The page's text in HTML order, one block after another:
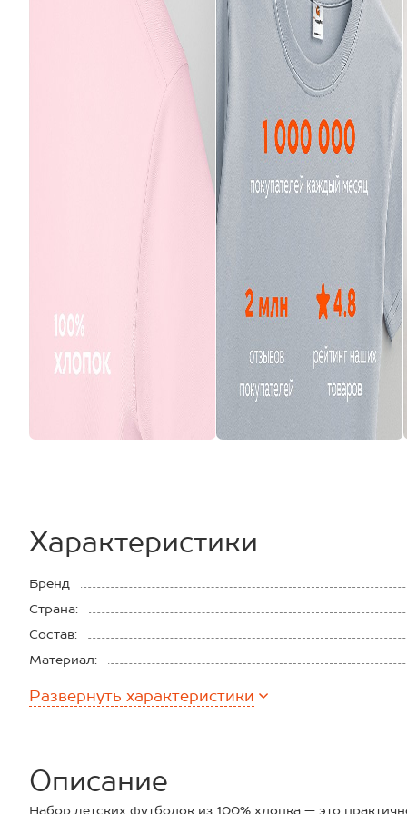
Характеристики
Бренд
Страна:
Состав:
Материал:
Развернуть характеристики
Описание
Набор детских футболок из 100% хлопка — это